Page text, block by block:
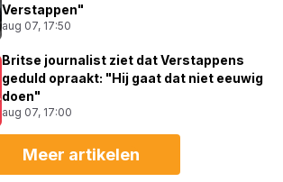
Verstappen"
aug 07, 17:50
Britse journalist ziet dat Verstappens
geduld opraakt: "Hij gaat dat niet eeuwig
doen"
aug 07, 17:00
Meer artikelen